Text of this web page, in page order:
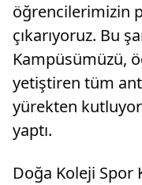
öğrencilerimizin
çıkarıyoruz. Bu
Kampüsümüzü,
yetiştiren tüm
yürekten
yaptı.
Doğa Koleji Spor